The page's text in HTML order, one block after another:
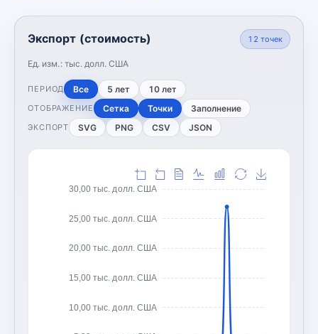
Экспорт (стоимость)
Ед. изм.: тыс. долл. США
12 точек
ПЕРИОД Все 5 лет 10 лет
ОТОБРАЖЕНИЕ Сетка Точки Заполнение
ЭКСПОРТ SVG PNG CSV JSON
10,00 тыс. долл. США
15,00 тыс. долл. США
20,00 тыс. долл. США
25,00 тыс. долл. США
30,00 тыс. долл. США